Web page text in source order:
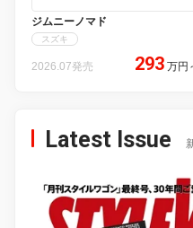
ジムニーノマド
スズキ
2026.07発売 293 万円
Latest Issue